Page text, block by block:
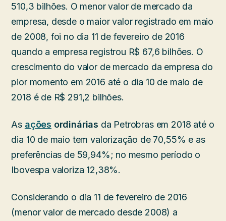
510,3 bilhões. O menor valor de mercado da
empresa, desde o maior valor registrado em maio
de 2008, foi no dia 11 de fevereiro de 2016
quando a empresa registrou R$ 67,6 bilhões. O
crescimento do valor de mercado da empresa do
pior momento em 2016 até o dia 10 de maio de
2018 é de R$ 291,2 bilhões.
As ações ordinárias da Petrobras em 2018 até o
dia 10 de maio tem valorização de 70,55% e as
preferências de 59,94%; no mesmo período o
Ibovespa valoriza 12,38%.
Considerando o dia 11 de fevereiro de 2016
(menor valor de mercado desde 2008) a